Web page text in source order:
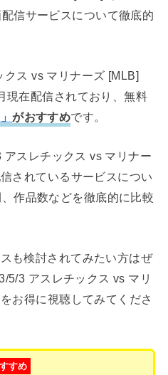
信サービスについて徹底的
ス vs マリナーズ [MLB]
現在配信されており、無料
がおすすめです。
スレチックス vs マリナー
されているサービスについ
作品数などを徹底的に比較
も検討されてみたい方はぜ
5/3 アスレチックス vs マリ
お得に視聴してみてくださ
すめ